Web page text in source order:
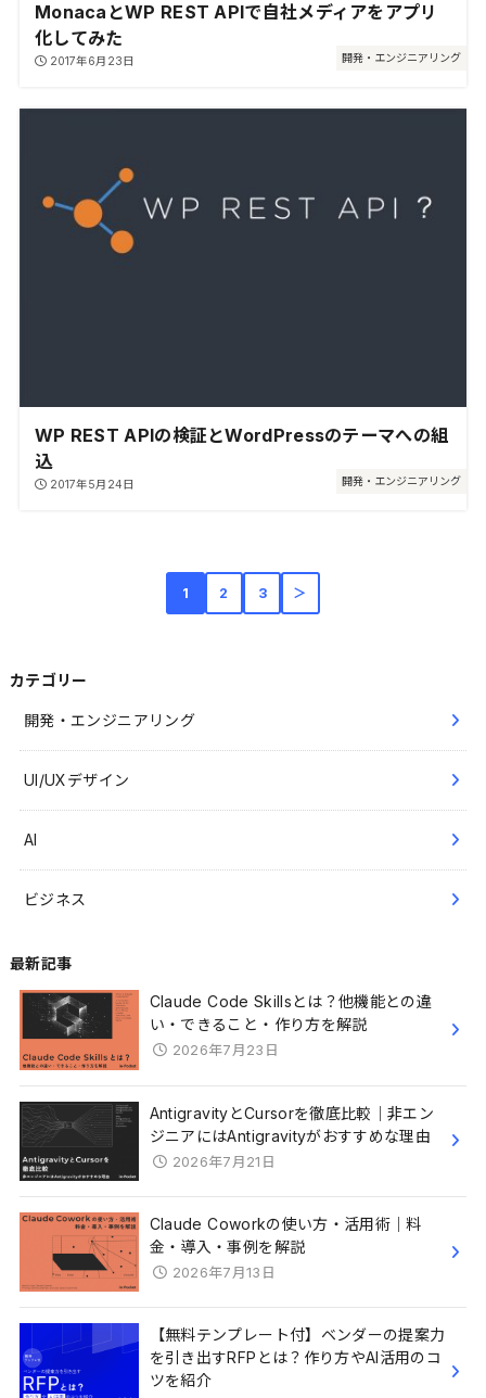
開発・エンジニアリング
MonacaとWP REST APIで自社メディアをアプリ
化してみた
2017年6月23日
開発・エンジニアリング
WP REST APIの検証とWordPressのテーマへの組
込
2017年5月24日
1 2 3 ＞
カテゴリー
開発・エンジニアリング
UI/UXデザイン
AI
ビジネス
最新記事
Claude Code Skillsとは？他機能との違
い・できること・作り方を解説
2026年7月23日
AntigravityとCursorを徹底比較｜非エン
ジニアにはAntigravityがおすすめな理由
2026年7月21日
Claude Coworkの使い方・活用術｜料
金・導入・事例を解説
2026年7月13日
【無料テンプレート付】ベンダーの提案力
を引き出すRFPとは？作り方やAI活用のコ
ツを紹介